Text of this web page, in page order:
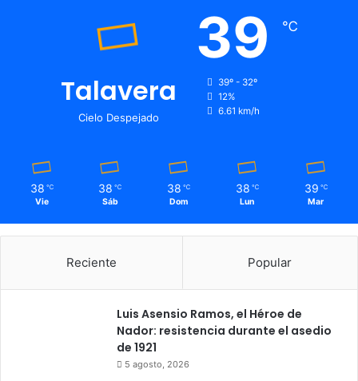
Talavera
Cielo Despejado
39 ℃
39º - 32º
12%
6.61 km/h
38 ℃
Vie
38 ℃
Sáb
38 ℃
Dom
38 ℃
Lun
39 ℃
Mar
Reciente Popular
Luis Asensio Ramos, el Héroe de
Nador: resistencia durante el asedio
de 1921
5 agosto, 2026